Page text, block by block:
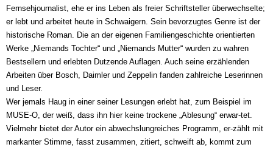
Fernsehjournalist, ehe er ins Leben als freier Schriftsteller überwechselte;
er lebt und arbeitet heute in Schwaigern. Sein bevorzugtes Genre ist der
historische Roman. Die an der eigenen Familiengeschichte orientierten
Werke „Niemands Tochter“ und „Niemands Mutter“ wurden zu wahren
Bestsellern und erlebten Dutzende Auflagen. Auch seine erzählenden
Arbeiten über Bosch, Daimler und Zeppelin fanden zahlreiche Leserinnen
und Leser.
Wer jemals Haug in einer seiner Lesungen erlebt hat, zum Beispiel im
MUSE-O, der weiß, dass ihn hier keine trockene „Ablesung“ erwar-tet.
Vielmehr bietet der Autor ein abwechslungreiches Programm, er-zählt mit
markanter Stimme, fasst zusammen, zitiert, schweift ab, kommt zum